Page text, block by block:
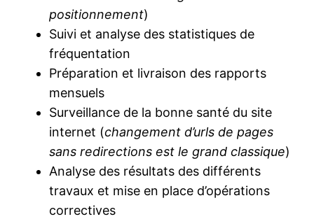
positionnement)
Suivi et analyse des statistiques de
fréquentation
Préparation et livraison des rapports
mensuels
Surveillance de la bonne santé du site
internet (changement d’urls de pages
sans redirections est le grand classique)
Analyse des résultats des différents
travaux et mise en place d’opérations
correctives